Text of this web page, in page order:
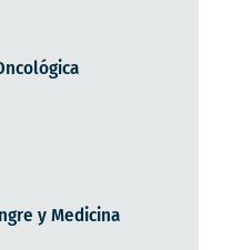
y Medicina